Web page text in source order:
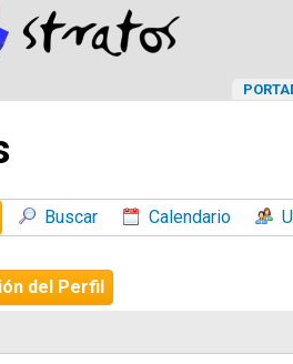
Buscar Calendario
del Perfil